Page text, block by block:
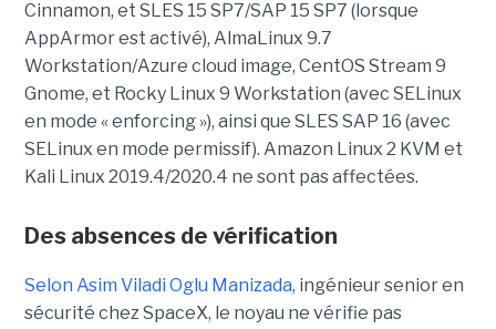
Cinnamon, et SLES 15 SP7/SAP 15 SP7 (lorsque
AppArmor est activé), AlmaLinux 9.7
Workstation/Azure cloud image, CentOS Stream 9
Gnome, et Rocky Linux 9 Workstation (avec SELinux
en mode « enforcing »), ainsi que SLES SAP 16 (avec
SELinux en mode permissif). Amazon Linux 2 KVM et
Kali Linux 2019.4/2020.4 ne sont pas affectées.
Des absences de vérification
Selon Asim Viladi Oglu Manizada, ingénieur senior en
sécurité chez SpaceX, le noyau ne vérifie pas